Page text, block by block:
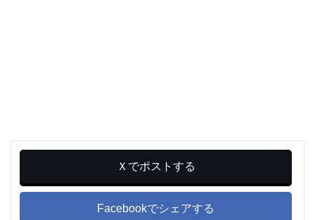
Ｘでポストする
Facebookでシェアする